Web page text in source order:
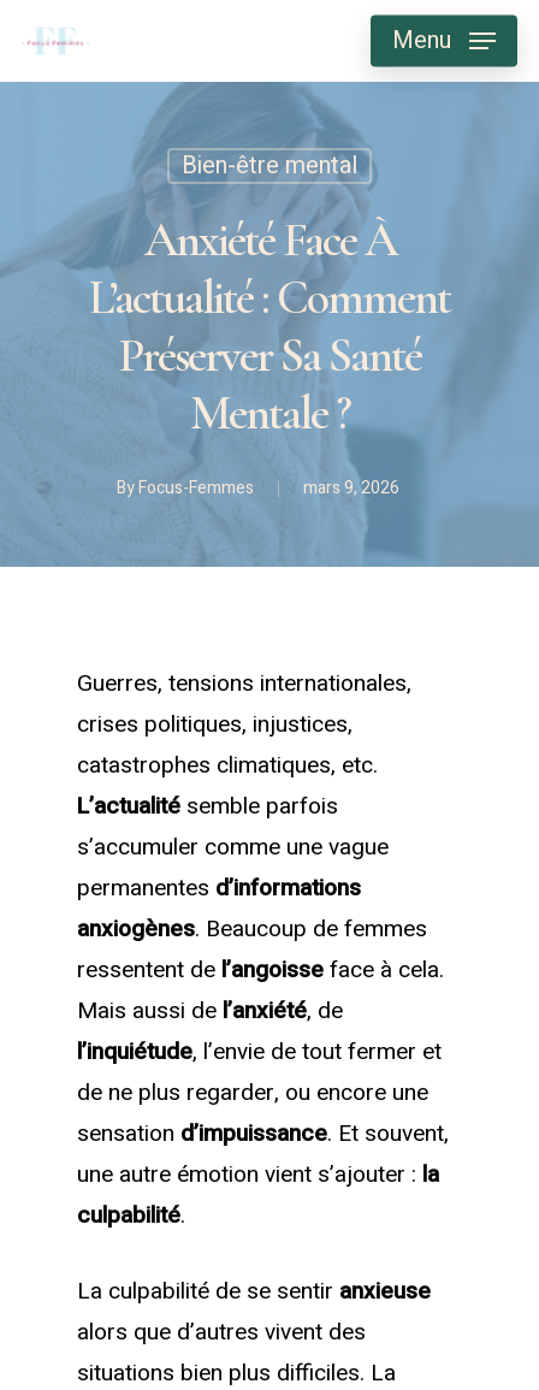
Skip
Menu
Bien-être mental
Anxiété Face À
L’actualité : Comment
Préserver Sa Santé
Mentale ?
ByFocus-Femmes mars 9, 2026
Guerres, tensions internationales,
crises politiques, injustices,
catastrophes climatiques, etc.
L’actualité semble parfois
s’accumuler comme une vague
permanentes d’informations
anxiogènes. Beaucoup de femmes
ressentent de l’angoisseface à cela.
Mais aussi de l’anxiété, de
l’inquiétude, l’envie de tout fermer et
de ne plus regarder, ou encore une
sensation d’impuissance. Et souvent,
une autre émotion vient s’ajouter : la
culpabilité.
La culpabilité de se sentir anxieuse
alors que d’autres vivent des
situations bien plus difficiles. La